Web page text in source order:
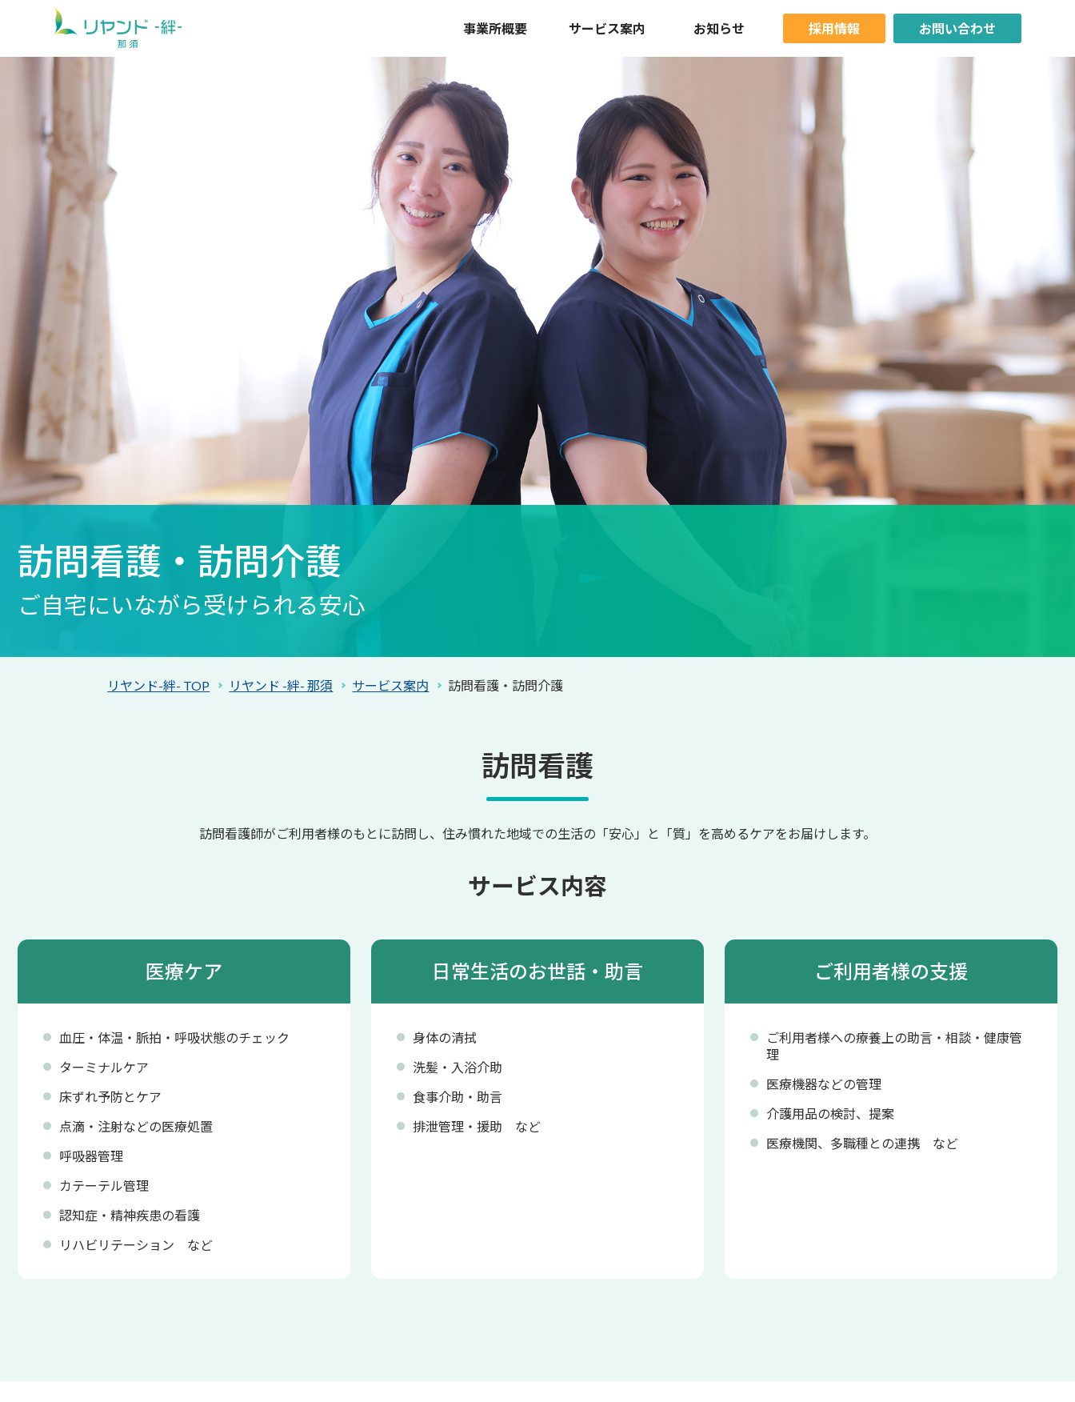
事業所概要 サービス案内 お知らせ 採用情報 お問い合わせ
訪問看護・訪問介護
ご自宅にいながら受けられる安心
リヤンド-絆- TOP リヤンド -絆- 那須 サービス案内 訪問看護・訪問介護
訪問看護
訪問看護師がご利用者様のもとに訪問し、住み慣れた地域での生活の「安心」と「質」を高めるケアをお届けします。
サービス内容
医療ケア
血圧・体温・脈拍・呼吸状態のチェック
ターミナルケア
床ずれ予防とケア
点滴・注射などの医療処置
呼吸器管理
カテーテル管理
認知症・精神疾患の看護
リハビリテーション など
日常生活のお世話・助言
身体の清拭
洗髪・入浴介助
食事介助・助言
排泄管理・援助 など
ご利用者様の支援
ご利用者様への療養上の助言・相談・健康管
理
医療機器などの管理
介護用品の検討、提案
医療機関、多職種との連携 など